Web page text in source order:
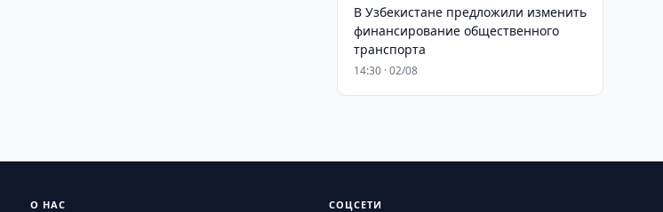
В Узбекистане предложили изменить
финансирование общественного
транспорта
14:30 · 02/08
О НАС СОЦСЕТИ